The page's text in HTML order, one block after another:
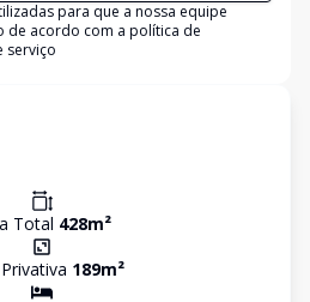
para que a nossa equipe
de acordo com a política de
serviço
Total 428m²
189m²